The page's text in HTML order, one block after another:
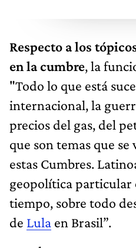
Respecto a los
en la cumbre, la
"Todo lo que está
internacional, la
precios del gas, del
que son temas que
estas Cumbres.
geopolítica particular
tiempo, sobre todo
de Lula en Brasil”.